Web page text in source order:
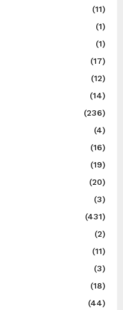
(11)
(1)
(1)
(17)
(12)
(14)
(236)
(4)
(16)
(19)
(20)
(3)
(431)
(2)
(11)
(3)
(18)
(44)